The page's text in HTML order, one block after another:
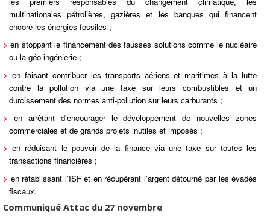
multinationales pétrolières, gazières et les banques qui financent
encore les énergies fossiles ;
> en stoppant le financement des fausses solutions comme le nucléaire
ou la géo-ingénierie ;
> en faisant contribuer les transports aériens et maritimes à la lutte
contre la pollution via une taxe sur leurs combustibles et un
durcissement des normes anti-pollution sur leurs carburants ;
> en arrêtant d’encourager le développement de nouvelles zones
commerciales et de grands projets inutiles et imposés ;
> en réduisant le pouvoir de la finance via une taxe sur toutes les
transactions financières ;
> en rétablissant l’ISF et en récupérant l’argent détourné par les évadés
fiscaux.
Communiqué Attac du 27 novembre